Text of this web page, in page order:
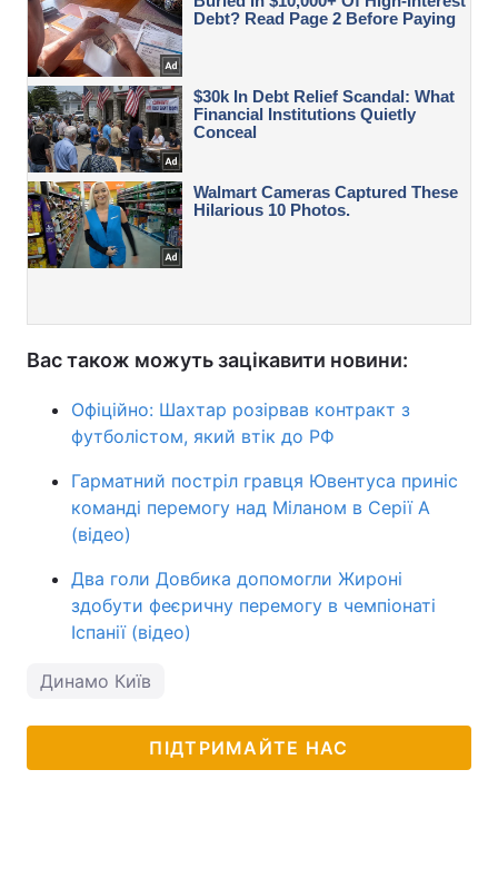
Вас також можуть зацікавити новини:
Офіційно: Шахтар розірвав контракт з
футболістом, який втік до РФ
Гарматний постріл гравця Ювентуса приніс
команді перемогу над Міланом в Серії А
(відео)
Два голи Довбика допомогли Жироні
здобути феєричну перемогу в чемпіонаті
Іспанії (відео)
Динамо Київ
ПІДТРИМАЙТЕ НАС